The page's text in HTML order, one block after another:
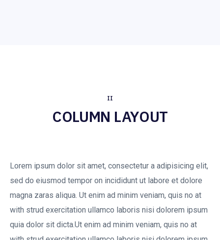
II
COLUMN LAYOUT
Lorem ipsum dolor sit amet, consectetur a adipisicing elit,
sed do eiusmod tempor on incididunt ut labore et dolore
magna zaras aliqua. Ut enim ad minim veniam, quis no at
with strud exercitation ullamco laboris nisi dolorem ipsum
quia dolor sit dicta.Ut enim ad minim veniam, quis no at